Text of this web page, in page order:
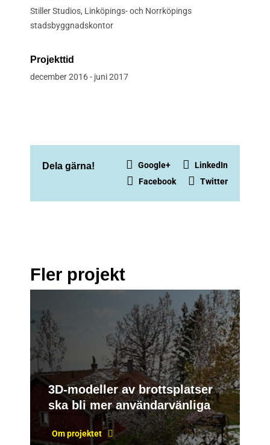
Stiller Studios, Linköpings- och Norrköpings
stadsbyggnadskontor
Projekttid
december 2016 - juni 2017
Dela gärna! LinkedIn
Google+
Twitter
Facebook
Fler projekt
3D-modeller av brottsplatser
ska bli mer användarvänliga
Om projektet